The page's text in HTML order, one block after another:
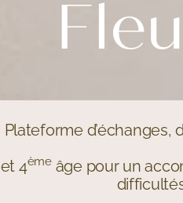
Plateforme d’échanges,
et 4èmeâge pour un